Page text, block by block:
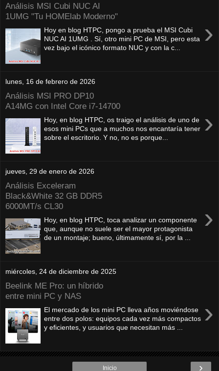
Análisis MSI Cubi NUC AI
1UMG "Tu HOMElab Moderno"
›
Hoy en blog HTPC, pongo a prueba el MSI Cubi
NUC AI 1UMG . Sí, otro mini PC de MSI, pero esta
vez bajo el icónico formato NUC y con la c...
lunes, 16 de febrero de 2026
Análisis MSI PRO DP10
A14MG con Intel Core i7-14700
›
Hoy, en blog HTPC, os traigo el análisis de uno de
esos mini PCs que a muchos nos encantaría tener
sobre el escritorio. Y no, no es porque...
jueves, 29 de enero de 2026
Análisis Exceleram
Black&White 32 GB DDR5
6000MT/s CL30
›
Hoy, en blog HTPC, toca analizar un componente
que, aunque no suele ser el mayor protagonista
de un montaje; bueno, últimamente sí, por la ...
miércoles, 24 de diciembre de 2025
Beelink ME Pro: un híbrido
entre mini PC y NAS
›
El mercado de los mini PC lleva años moviéndose
entre dos polos: equipos cada vez más compactos
y eficientes, y usuarios que necesitan más ...
›
Inicio